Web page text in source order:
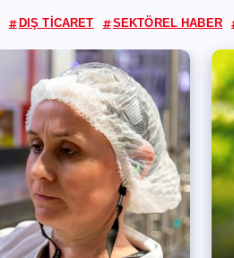
DIŞ TİCARET SEKTÖREL HABER